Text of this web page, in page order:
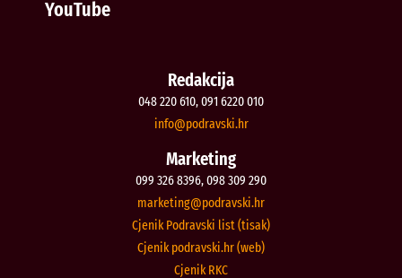
YouTube
Redakcija
048 220 610, 091 6220 010
rh.iksvardop
@ofni
Marketing
099 326 8396, 098 309 290
rh.iksvardop
@gnitekram
Cjenik Podravski list (tisak)
Cjenik podravski.hr (web)
Cjenik RKC